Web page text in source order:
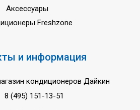
Аксессуары
Freshzone
и информация
кондиционеров Дайкин
8 (495) 151-13-51